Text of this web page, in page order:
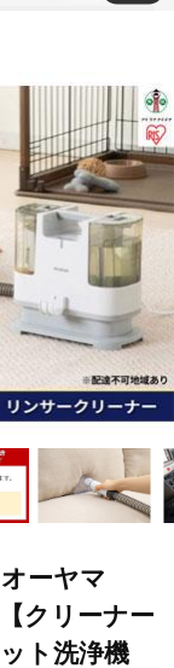
ーヤマ
クリーナー
ト洗浄機